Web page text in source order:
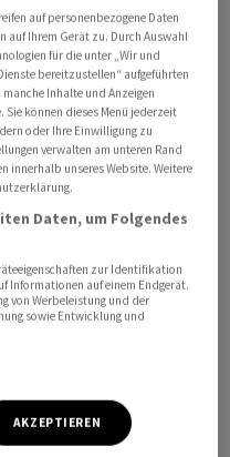
medizinische
Nutzung
Weitere
Jahren geplant.
ups bis 2030.
gut gebrauchen. Der
war zuletzt hinter den
und hatte 2025
2009 rote Zahlen
für den Einbruch
eigenen Angaben ist
mehr wettbewerbsfähig.
auf personenbezogene Daten
auf Ihrem Gerät zu. Durch Auswahl
für die unter „Wir und
bereitzustellen“ aufgeführten
Inhalte und Anzeigen
Sie können dieses Menü jederzeit
oder Ihre Einwilligung zu
verwalten am unteren Rand
innerhalb unseres Website. Weitere
Daten, um Folgendes
zur Identifikation
Informationen auf einem Endgerät.
von Werbeleistung und der
sowie Entwicklung und
AKZEPTIEREN